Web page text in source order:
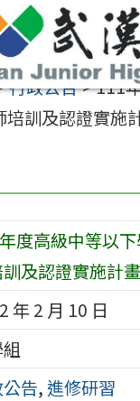
行政公告>111
培訓及認證實施
度高級中等以
及認證實施計畫
年 2 月 10 日
告,進修研習